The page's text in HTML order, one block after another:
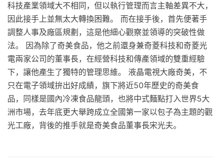
科技產業領域大不相同，但以執行管理而言主軸差異不大，
因此接手上並無太大轉換困難。 而在接手後，首先便著手
調整人事及廠區規劃，這是他細心觀察並領導的突破性做
法。 因為除了奇美食品，他之前還身兼奇菱科技和奇菱光
電兩家公司的董事長，在經營科技和傳產領域的雙重經驗
下，讓他產生了獨特的管理思維。 液晶電視大廠奇美，不
只在電子領域拚出好成績，旗下將近50年歷史的奇美食
品，同樣是國內冷凍食品龍頭，也將中式麵點打入世界5大
洲市場，去年底更大舉跨成立全國第一家以包子為主題的觀
光工廠，背後的推手就是奇美食品董事長宋光夫。